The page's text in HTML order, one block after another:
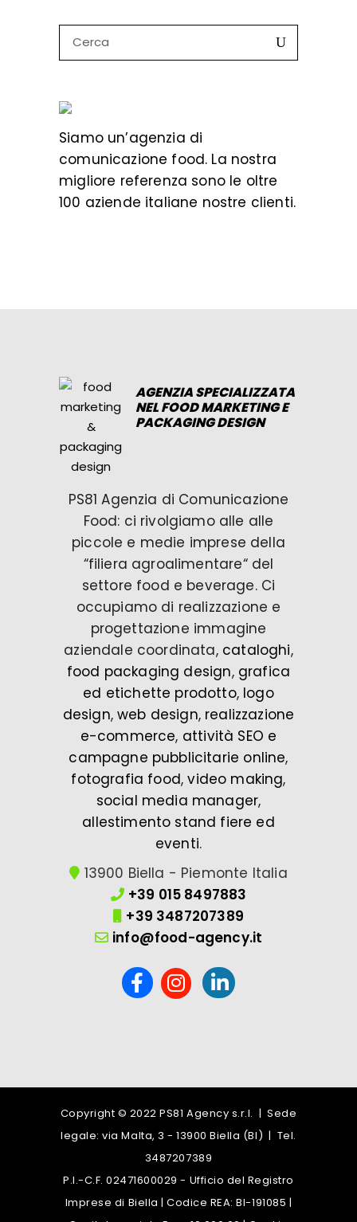
Search
Siamo un’agenzia di
comunicazione food. La nostra
migliore referenza sono le oltre
100 aziende italiane nostre clienti.
AGENZIA SPECIALIZZATA
NEL FOOD MARKETING E
PACKAGING DESIGN
PS81 Agenzia di Comunicazione
Food: ci rivolgiamo alle alle
piccole e medie imprese della
“filiera agroalimentare“ del
settore food e beverage. Ci
occupiamo di realizzazione e
progettazione immagine
aziendale coordinata, cataloghi,
food packaging design, grafica
ed etichette prodotto, logo
design,web design, realizzazione
e-commerce, attività SEO e
campagne pubblicitarie online,
fotografia food,video making,
social media manager,
allestimento stand fiere ed
eventi.
13900 Biella - Piemonte Italia
+39 015 8497883
+39 3487207389
info@food-agency.it
Copyright © 2022 PS81 Agency s.r.l. | Sede
legale: via Malta, 3 - 13900 Biella (BI) | Tel.
3487207389
P.I.-C.F. 02471600029 - Ufficio del Registro
Imprese di Biella | Codice REA: BI-191085 |